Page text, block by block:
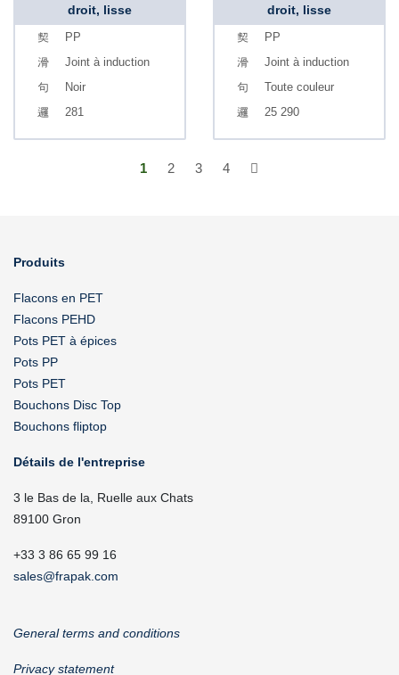
droit, lisse
PP
Joint à induction
Noir
281
droit, lisse
PP
Joint à induction
Toute couleur
25 290
1 2 3 4
Produits
Flacons en PET
Flacons PEHD
Pots PET à épices
Pots PP
Pots PET
Bouchons Disc Top
Bouchons fliptop
Détails de l'entreprise
3 le Bas de la, Ruelle aux Chats
89100 Gron
+33 3 86 65 99 16
sales@frapak.com
General terms and conditions
Privacy statement